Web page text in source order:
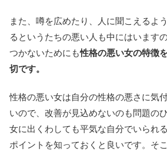
また、噂を広めたり、人に聞こえるよ
るというたちの悪い人も中にはいます
つかないためにも性格の悪い女の特徴
切です。
性格の悪い女は自分の性格の悪さに気
いので、改善が見込めないのも問題の
女に出くわしても平気な自分でいられ
ポイントを知っておくと良いです。そ